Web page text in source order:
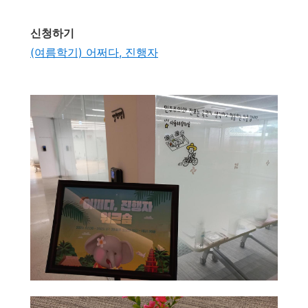
신청하기
(여름학기) 어쩌다, 진행자